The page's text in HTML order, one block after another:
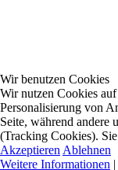
Wir benutzen Cookies
Wir nutzen Cookies
Personalisierung von
Seite, während andere
(Tracking Cookies).
Akzeptieren Ablehnen
Weitere Informationen |